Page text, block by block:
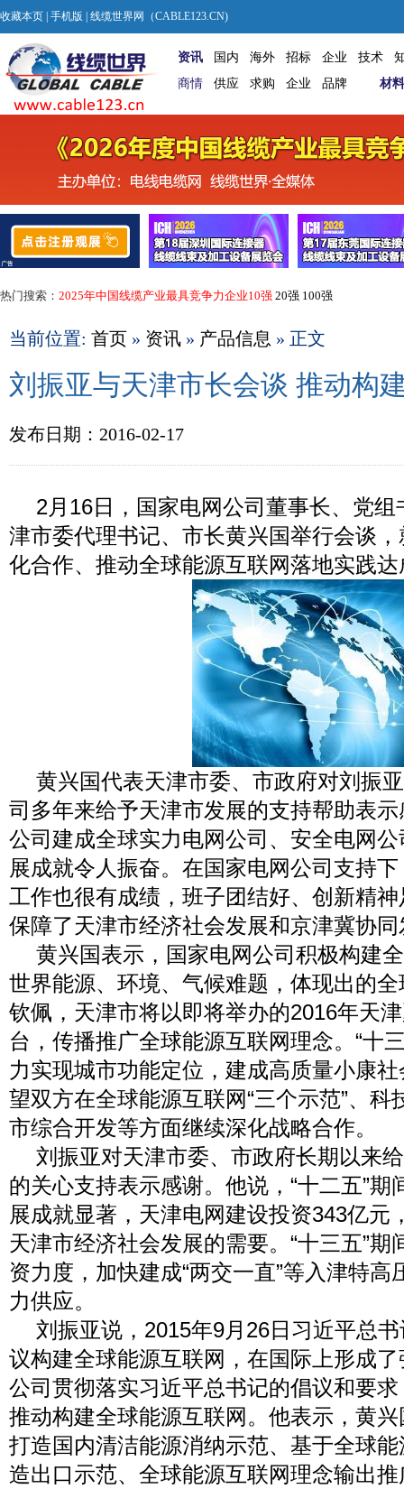
收藏本页 手机版 | 线缆世界网（CABLE123.CN)
资讯 国内 海外 招标 企业 技术
商情
供应 求购 企业 品牌 材料
热门搜索： 2025年中国线缆产业最具竞争力企业10强 20强 100强
当前位置: 首页 » 资讯 » 产品信息 » 正文
刘振亚与天津市长会谈 推动构
发布日期：2016-02-17
2月 16日，国家电网公司董事长、党
津市委代理书记、市长黄兴国举行会谈，
化合作、推动全球能源互联网落地实践
黄兴国代表天津市委、市政府对刘振
司多年来给予天津市发展的支持帮助表
公司建成全球实力电网公司、安全电网
展成就令人振奋。在国家电网公司支持
工作也很有成绩，班子团结好、创新精
保障了天津市经济社会发展和京津冀协
黄兴国表示，国家电网公司积极构建
世界能源、环境、气候难题，体现出的
钦佩，天津市将以即将举办的2016年天
台，传播推广全球能源互联网理念。 “十
力实现城市功能定位，建成高质量小康
望双方在全球能源互联网“三个示范”、科
市综合开发等方面继续深化战略合作。
刘振亚对天津市委、市政府长期以来
的关心支持表示感谢。他说， “十二五”期
展成就显著，天津电网建设投资343亿元
天津市经济社会发展的需要。 “十三五”期
资力度，加快建成“两交一直”等入津特高
力供应。
刘振亚说， 2015年9月 26日习近平总
议构建全球能源互联网，在国际上形成
公司贯彻落实习近平总书记的倡议和要
推动构建全球能源互联网。他表示，黄
打造国内清洁能源消纳示范、基于全球
造出口示范、全球能源互联网理念输出